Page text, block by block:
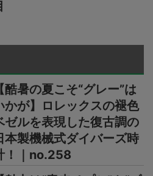
【酷暑の夏こそ“グレー”は
かが】ロレックスの褪色
ゼルを表現した復古調の
本製機械式ダイバーズ時
！｜no.258